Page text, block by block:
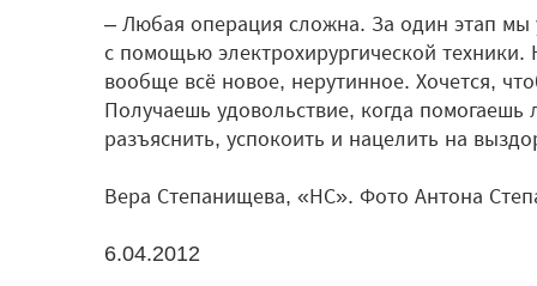
– Любая операция сложна. За один этап мы
с помощью электрохирургической
вообще всё новое, нерутинное. Хочется,
Получаешь удовольствие, когда
разъяснить, успокоить и нацелить на
Вера Степанищева, «НС». Фото Антона
6.04.2012